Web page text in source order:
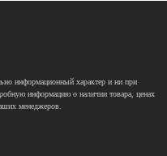
информационный характер и ни при
информацию о наличии товара, ценах
менеджеров.